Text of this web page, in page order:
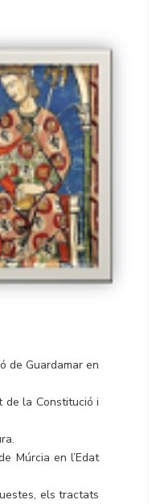
de Guardamar en
de la Constitució i
Múrcia en l’Edat
els tractats